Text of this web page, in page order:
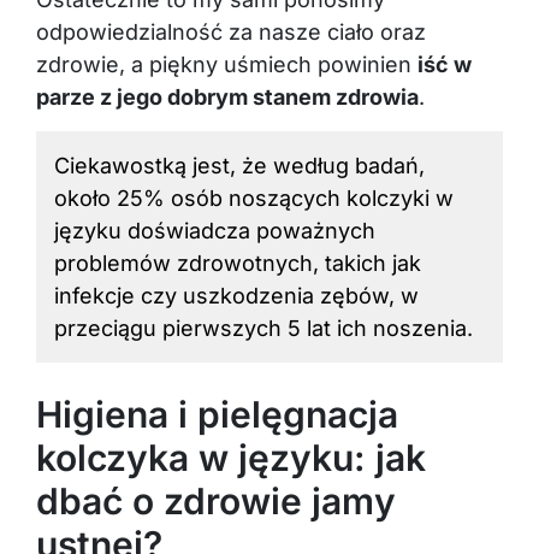
odpowiedzialność za nasze ciało oraz
zdrowie, a piękny uśmiech powinien iść w
parze z jego dobrym stanem zdrowia
Ciekawostką jest, że według badań,
około 25% osób noszących kolczyki w
języku doświadcza poważnych
problemów zdrowotnych, takich jak
infekcje czy uszkodzenia zębów, w
przeciągu pierwszych 5 lat ich noszenia.
Higiena i pielęgnacja
kolczyka w języku: jak
dbać o zdrowie jamy
ustnej?